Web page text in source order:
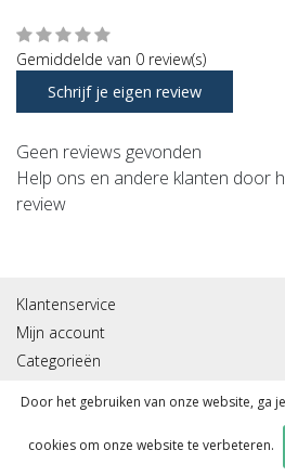
Gemiddelde van 0 review(s)
Schrijf je eigen review
Geen reviews gevonden
Help ons en andere klanten door
review
Klantenservice
Mijn account
Categorieën
© Copyright 2026 - Sportmeddirect |
Door het gebruiken van onze website, ga
cookies om onze website te verbeteren.